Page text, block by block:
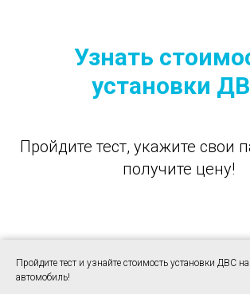
Узнать
установки
Пройдите тест, укажите свои
получите цену!
Пройдите тест и узнайте стоимость установки ДВС
автомобиль!